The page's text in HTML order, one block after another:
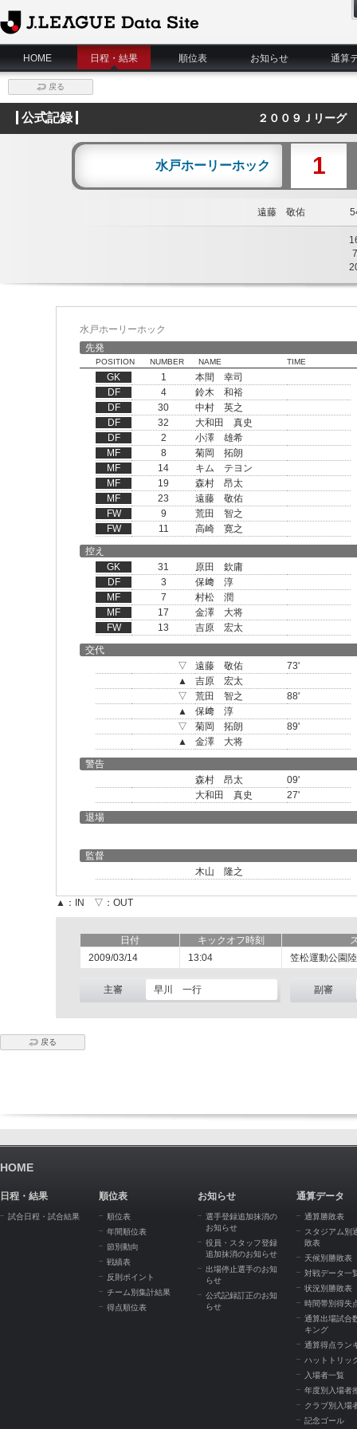
J.League Data Site
HOME
日程・結果 順位表 お知らせ 通算
戻る
公式記録 ２００９Ｊリーグ
水戸ホーリーホック 1
遠藤 敬佑
7
水戸ホーリーホック
先発
POSITION NUMBER NAME TIME
GK 1
本間 幸司
DF
4
鈴木 和裕
DF
30
中村 英之
DF
32
大和田 真史
DF
2
小澤 雄希
MF
8
菊岡 拓朗
MF
14
キム テヨン
MF
19
森村 昂太
MF
23
遠藤 敬佑
FW
9
荒田 智之
FW
11
高崎 寛之
控え
GK
31
原田 欽庸
DF
3
保﨑 淳
MF
7
村松 潤
MF
17
金澤 大将
FW
13
吉原 宏太
交代
▽
遠藤 敬佑
73'
▲
吉原 宏太
▽
荒田 智之
88'
▲
保﨑 淳
▽
菊岡 拓朗
89'
▲
金澤 大将
警告
森村 昂太
09'
大和田 真史
27'
退場
監督
木山 隆之
▲：IN ▽：OUT
日付 キックオフ時刻
2009/03/14
13:04 笠松運動公園
主審 早川 一行 副審
戻る
HOME
日程・結果
試合日程・試合結果
順位表
順位表
年間順位表
節別動向
戦績表
反則ポイント
チーム別集計結果
得点順位表
お知らせ
選手登録追加抹消の
お知らせ
役員・スタッフ登録
追加抹消のお知らせ
出場停止選手のお知
らせ
公式記録訂正のお知
らせ
通算データ
通算勝敗表
スタジアム別
敗表
天候別勝敗表
対戦データ一
状況別勝敗表
時間帯別得失
通算出場試合
キング
通算得点ラン
ハットトリッ
入場者一覧
年度別入場者
クラブ別入場
記念ゴール